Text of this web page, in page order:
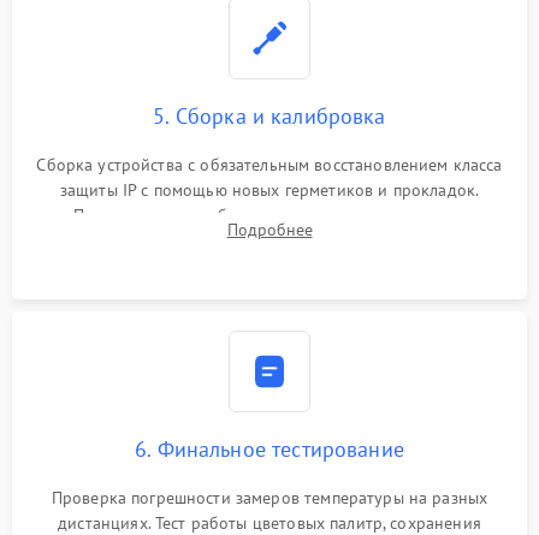
5. Сборка и калибровка
Сборка устройства с обязательным восстановлением класса
защиты IP с помощью новых герметиков и прокладок.
Программная калибровка матрицы по эталонному
абсолютно черному телу для точного измерения температур.
Подробнее
6. Финальное тестирование
Проверка погрешности замеров температуры на разных
дистанциях. Тест работы цветовых палитр, сохранения